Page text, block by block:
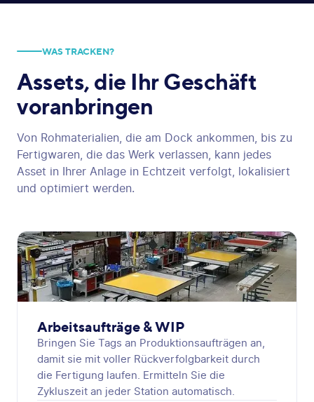
WAS TRACKEN?
Assets, die Ihr Geschäft
voranbringen
Von Rohmaterialien, die am Dock ankommen, bis zu
Fertigwaren, die das Werk verlassen, kann jedes
Asset in Ihrer Anlage in Echtzeit verfolgt, lokalisiert
und optimiert werden.
Arbeitsaufträge & WIP
Bringen Sie Tags an Produktionsaufträgen an,
damit sie mit voller Rückverfolgbarkeit durch
die Fertigung laufen. Ermitteln Sie die
Zykluszeit an jeder Station automatisch.